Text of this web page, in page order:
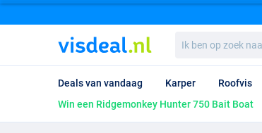
ben
op
naar...
Deals van vandaag Karper Roofvis
Win een Ridgemonkey Hunter 750 Bait Boat